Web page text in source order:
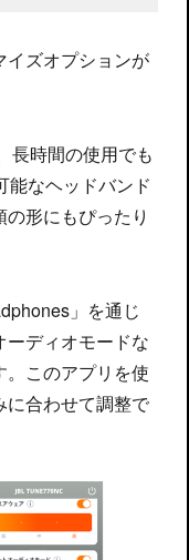
イズオプションが
長時間の使用でも
能なヘッドバンド
形にもぴったり
」を通じ
ディオモードな
。このアプリを使
に合わせて調整で